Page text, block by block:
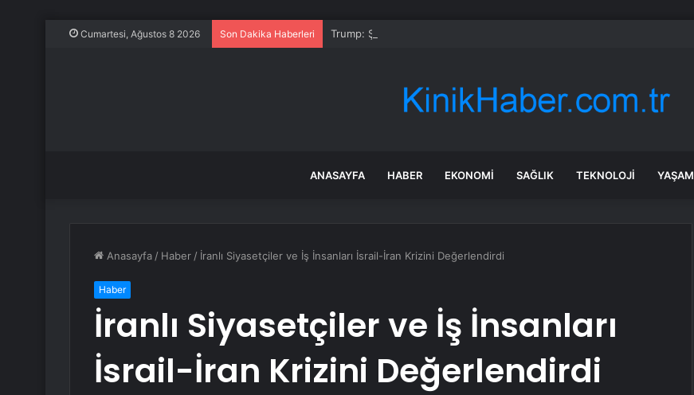
Cumartesi, Ağustos 8 2026 Son Dakika Haberleri Trump: Şi ve Putin İran’a silah satmayacaklarını söyledi
ANASAYFA HABER EKONOMI SAĞLIK TEKNOLOJI YAŞAM
Anasayfa / Haber / İranlı Siyasetçiler ve İş İnsanları İsrail-İran Krizini Değerlendirdi
Haber
İranlı Siyasetçiler ve İş İnsanları
İsrail-İran Krizini Değerlendirdi